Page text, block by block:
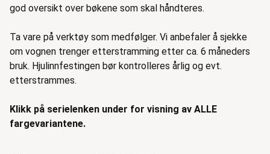
god oversikt over bøkene som skal håndteres.
Ta vare på verktøy som medfølger. Vi anbefaler å sjekke
om vognen trenger etterstramming etter ca. 6 måneders
bruk. Hjulinnfestingen bør kontrolleres årlig og evt.
etterstrammes.
Klikk på serielenken under for visning av ALLE
fargevariantene.